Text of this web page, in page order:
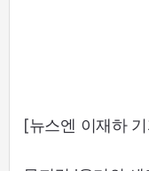
[뉴스엔 이재하